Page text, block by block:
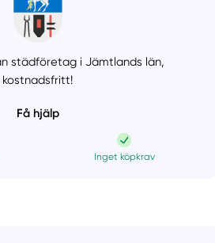
städföretag i Jämtlands län,
kostnadsfritt!
Få hjälp
Inget köpkrav